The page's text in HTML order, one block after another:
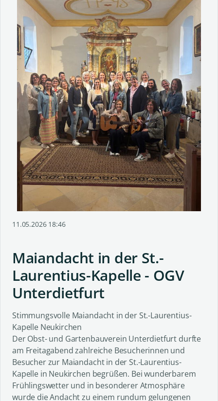
11.05.2026 18:46
Maiandacht in der St.-
Laurentius-Kapelle - OGV
Unterdietfurt
Stimmungsvolle Maiandacht in der St.-Laurentius-
Kapelle Neukirchen
Der Obst- und Gartenbauverein Unterdietfurt durfte
am Freitagabend zahlreiche Besucherinnen und
Besucher zur Maiandacht in der St.-Laurentius-
Kapelle in Neukirchen begrüßen. Bei wunderbarem
Frühlingswetter und in besonderer Atmosphäre
wurde die Andacht zu einem rundum gelungenen